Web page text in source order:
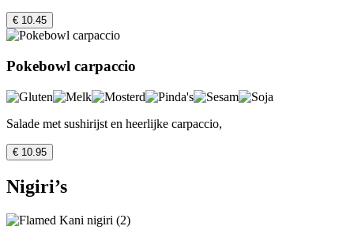
€ 10.45
Pokebowl carpaccio
Salade met sushirijst en heerlijke carpaccio,
€ 10.95
Nigiri’s